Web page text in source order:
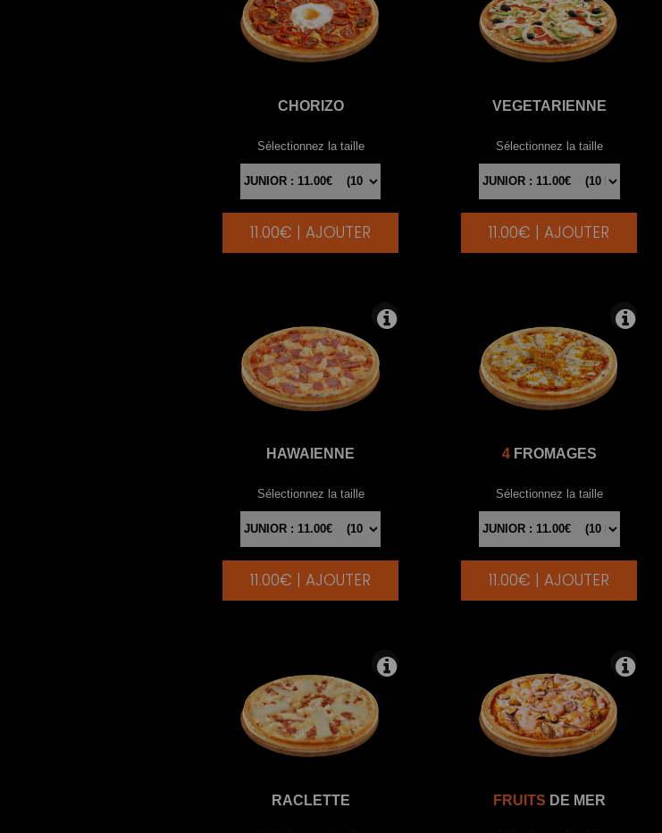
CHORIZO
Sélectionnez la taille
|
11.00€ | AJOUTER
VEGETARIENNE
Sélectionnez la taille
|
11.00€ | AJOUTER
HAWAIENNE
Sélectionnez la taille
|
11.00€ | AJOUTER
4FROMAGES
Sélectionnez la taille
|
11.00€ | AJOUTER
RACLETTE FRUITS DE MER